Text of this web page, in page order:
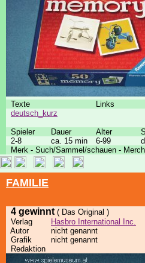
Texte Links
deutsch_kurz
Spieler
Dauer Alter
2-8
ca. 15 min 6-99
Merk - Such/Sammel/schauen -
FAMILIE
4 gewinnt ( Das Original )
Verlag
Hasbro International Inc.
Autor
nicht genannt
Grafik
nicht genannt
Redaktion